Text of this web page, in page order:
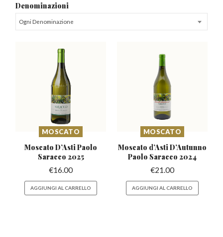
Denominazioni
Ogni Denominazione
MOSCATO
Moscato D’AstiPaolo
Saracco 2025
€16.00
AGGIUNGI AL CARRELLO
MOSCATO
Moscato d’Asti D’Autunno
Paolo Saracco 2024
€21.00
AGGIUNGI AL CARRELLO